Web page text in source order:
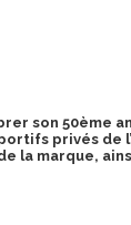
son 50ème
privés de
marque, ainsi